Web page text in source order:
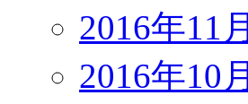
2016年11月
2016年10月